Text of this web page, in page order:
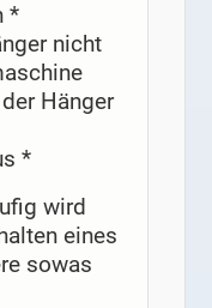
*
nicht
Hänger
*
wird
eines
sowas